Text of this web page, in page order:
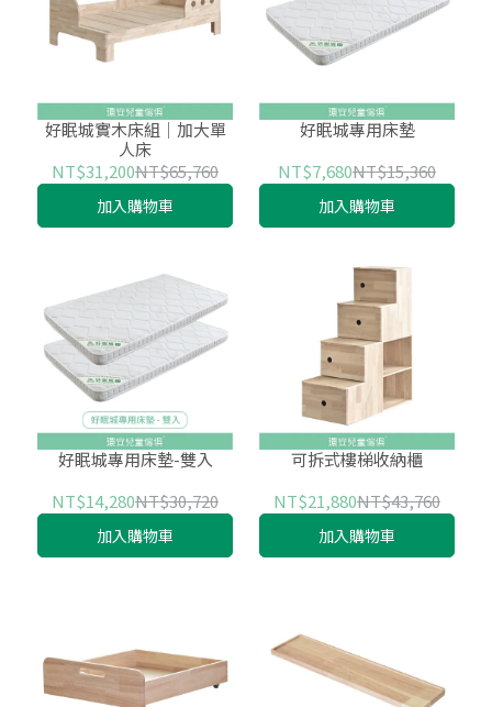
好眠城實木床組│加大單
人床
NT$31,200NT$65,760
加入購物車
好眠城專用床墊
NT$7,680NT$15,360
加入購物車
好眠城專用床墊-雙入
NT$14,280NT$30,720
加入購物車
可拆式樓梯收納櫃
NT$21,880NT$43,760
加入購物車